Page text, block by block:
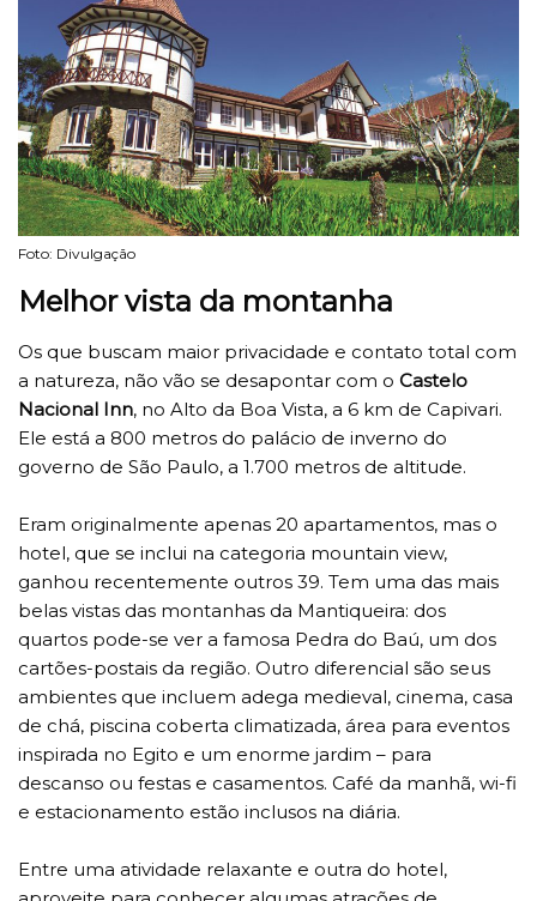
Foto: Divulgação
Melhor vista da montanha
Os que buscam maior privacidade e contato total com
a natureza, não vão se desapontar com o Castelo
Nacional Inn, no Alto da Boa Vista, a 6 km de Capivari.
Ele está a 800 metros do palácio de inverno do
governo de São Paulo, a 1.700 metros de altitude.
Eram originalmente apenas 20 apartamentos, mas o
hotel, que se inclui na categoria mountain view,
ganhou recentemente outros 39. Tem uma das mais
belas vistas das montanhas da Mantiqueira: dos
quartos pode-se ver a famosa Pedra do Baú, um dos
cartões-postais da região. Outro diferencial são seus
ambientes que incluem adega medieval, cinema, casa
de chá, piscina coberta climatizada, área para eventos
inspirada no Egito e um enorme jardim – para
descanso ou festas e casamentos. Café da manhã, wi-fi
e estacionamento estão inclusos na diária.
Entre uma atividade relaxante e outra do hotel,